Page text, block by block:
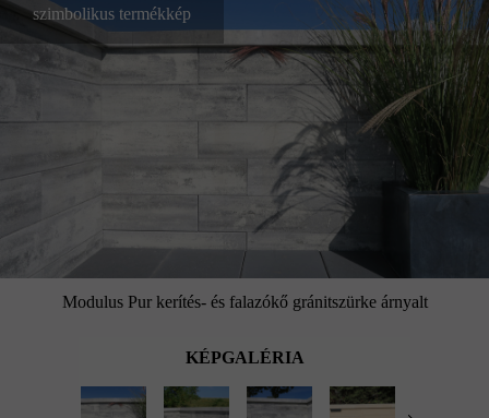
Modulus Pur kerítés- és falazókő gránitszürke árnyalt
szimbolikus termékkép
KÉPGALÉRIA